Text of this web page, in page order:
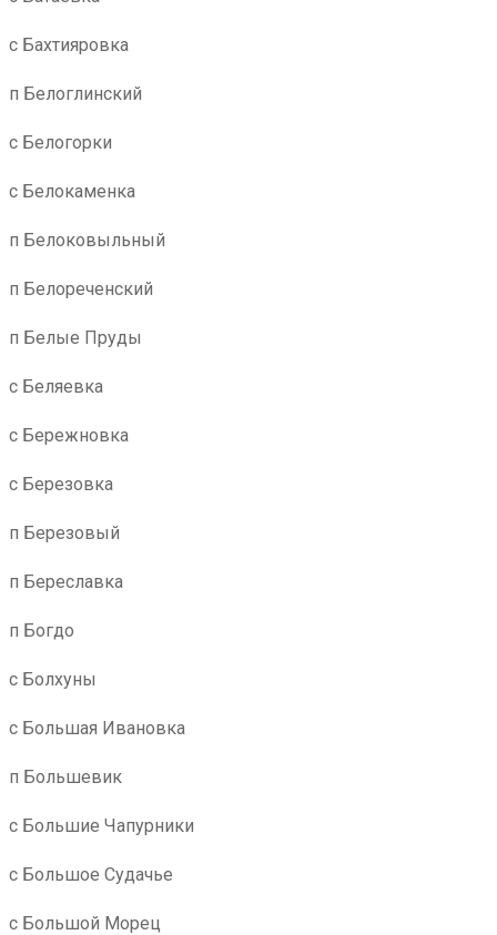
с Бахтияровка
п Белоглинский
с Белогорки
с Белокаменка
п Белоковыльный
п Белореченский
п Белые Пруды
с Беляевка
с Бережновка
с Березовка
п Березовый
п Береславка
п Богдо
с Болхуны
с Большая Ивановка
п Большевик
с Большие Чапурники
с Большое Судачье
с Большой Морец